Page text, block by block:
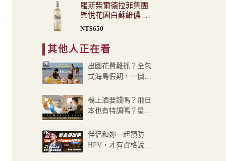
NT$2,200
範
圍：
羅斯柴爾德拉菲集團
樂悅花園白蘇維儂 白
酒
NT$650
其他人正在看
出國花費難抓？全包
式海島假期，一價搞
省心！
PR
機上酒要錢嗎？飛日
本也有特調嗎？星宇
伴侶和妳一起預防
HPV，才有資格說愛
PR